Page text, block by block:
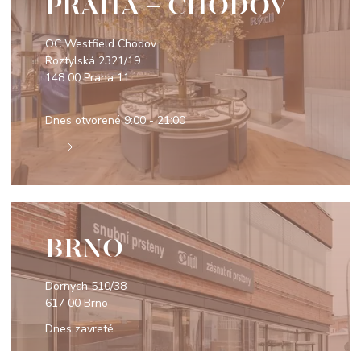
OC Westfield Chodov
Roztylská 2321/19
148 00 Praha 11
Dnes otvorené9:00 - 21:00
BRNO
Dornych 510/38
617 00 Brno
Dnes zavreté